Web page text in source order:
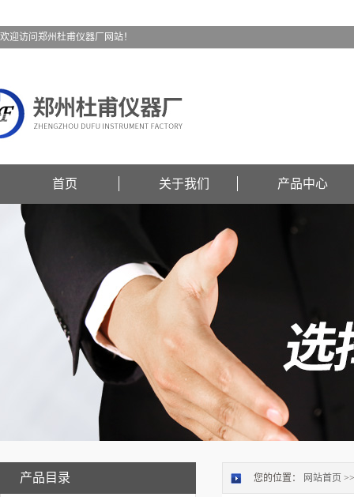
欢迎访问郑州杜甫仪器厂网站！
首页 关于我们 产品中心
产品目录 您的位置： 网站首页